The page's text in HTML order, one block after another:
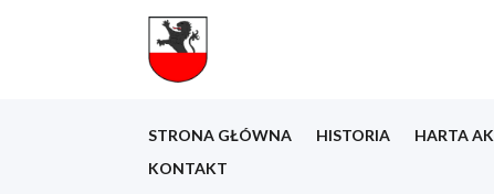
STRONA GŁÓWNA HISTORIA HARTA
KONTAKT